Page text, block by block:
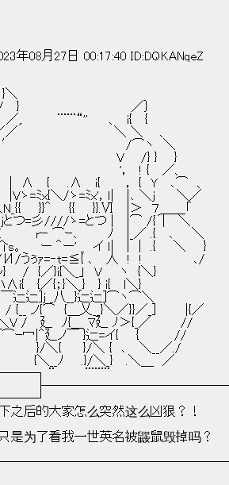
年08月27日 00:17:40 ID:DQKANqeZ
　　　 　 　 　 ／｝
　 ¨¨¨“''　　 、　i{ 　{
　　　　　　　　＼ ＼ 　 、
　　　　 　 　 　 /⌒ヽ　＼
　　　　　　　　 　V 　 /} } 　 }
　　　　　　 　'，　! { 　／、
　{　　.∧ 　i{　 　 ， {　Y 　､⌒　、
ゝ=ﾐx{＼/ゝ=ﾐx'，ｌ| 　|､ ＼j　 　＼／
}}＾　　{{　　}}.Ⅵ 　|＞　７＿＿「
=彡////ゝ=とつ | 　|⌒ /{´| 　＼
ｰ ⌒ｰ､ 　 　 ﾉ 　|_／ .{ 　､　　＼
ー ＾ー' _　イ ｌ| 　|　|　.{　　＼　　}
ぅｧ=‐t=≦{ ､ 　人　!　!　 　 　 　 ､/
}i{＼_」　V　　ヽ　{＼}
；}＼_} 　} i{ 　l＼}
_八__}辷辷]⌒ヽ⌒＼
{⌒　{＿乂__}＼／}}／_] 　 　 |{／
　ﾉ{＿ ﾏ廴 ﾉ＞{_／ 　 　 //
￣ }辷=イ{　　{　　　　//
＼ {　､ 　＼__／./
.}/＼_} 　.＼＿　／
¨　　 　¨¨¨¨
白   　 　
之后的大家怎么突然这么凶狠？！
是为了看我一世英名被鼹鼠毁掉吗？